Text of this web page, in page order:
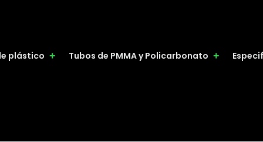
plástico Tubos de PMMA y Policarbonato